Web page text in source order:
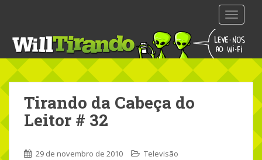
t
m
n
o
Tirando da Cabeça do
Leitor # 32
29 de novembro de 2010 Televisão